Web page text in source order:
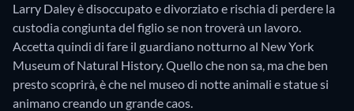
Larry Daley è disoccupato e divorziato e rischia di perdere la
custodia congiunta del figlio se non troverà un lavoro.
Accetta quindi di fare il guardiano notturno al New York
Museum of Natural History. Quello che non sa, ma che ben
presto scoprirà, è che nel museo di notte animali e statue si
animano creando un grande caos.